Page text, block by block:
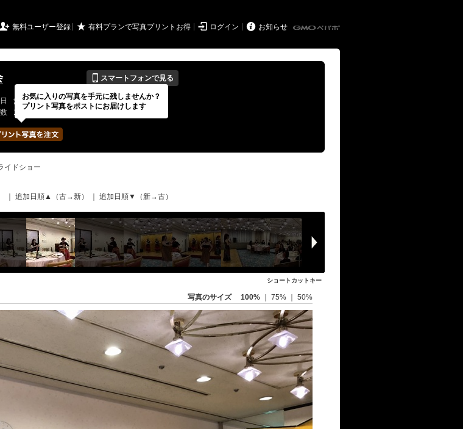
 無料ユーザー登録 ★ 有料プランで写真プリントお得  ログイン  お知らせ
📱 スマートフォンで見る
無期限 イベントの期間
---
120 / 2000枚
イドショー
追加日順▲（古→新） 追加日順▼（新→古）
ショートカットキー
写真のサイズ 100% 75% 50%
お気に入りの写真を手元に残しませんか？
プリント写真をポストにお届けします